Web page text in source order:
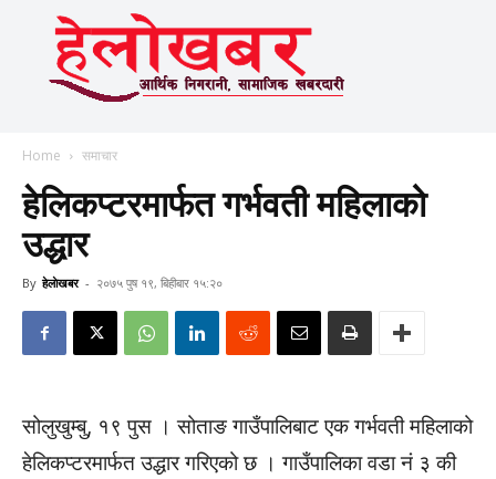
Home समाचार
हेलिकप्टरमार्फत गर्भवती महिलाको
उद्धार
By हेलाेखबर - २०७५ पुष १९, बिहीबार १५:२०
सोलुखुम्बु, १९ पुस । सोताङ गाउँपालिबाट एक गर्भवती महिलाको
हेलिकप्टरमार्फत उद्धार गरिएको छ । गाउँपालिका वडा नं ३ की